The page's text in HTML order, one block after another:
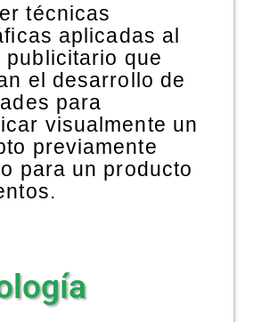
técnicas
aplicadas al
publicitario que
el desarrollo de
para
visualmente un
previamente
para un producto